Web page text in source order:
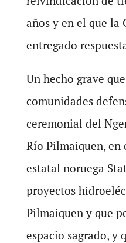
años y en el que la
entregado
Un hecho grave
comunidades
ceremonial del
Río Pilmaiquen, en
estatal noruega
proyectos
Pilmaiquen y que
espacio sagrado, y